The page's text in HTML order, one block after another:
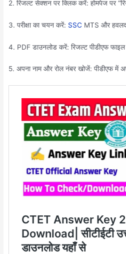
2. रिजल्ट सेक्शन पर क्लिक करें: होमपेज पर
3. परीक्षा का चयन करें: SSC MTS और
4. PDF डाउनलोड करें: रिजल्ट पीडीएफ
5. अपना नाम और रोल नंबर खोजें: पीडीएफ में